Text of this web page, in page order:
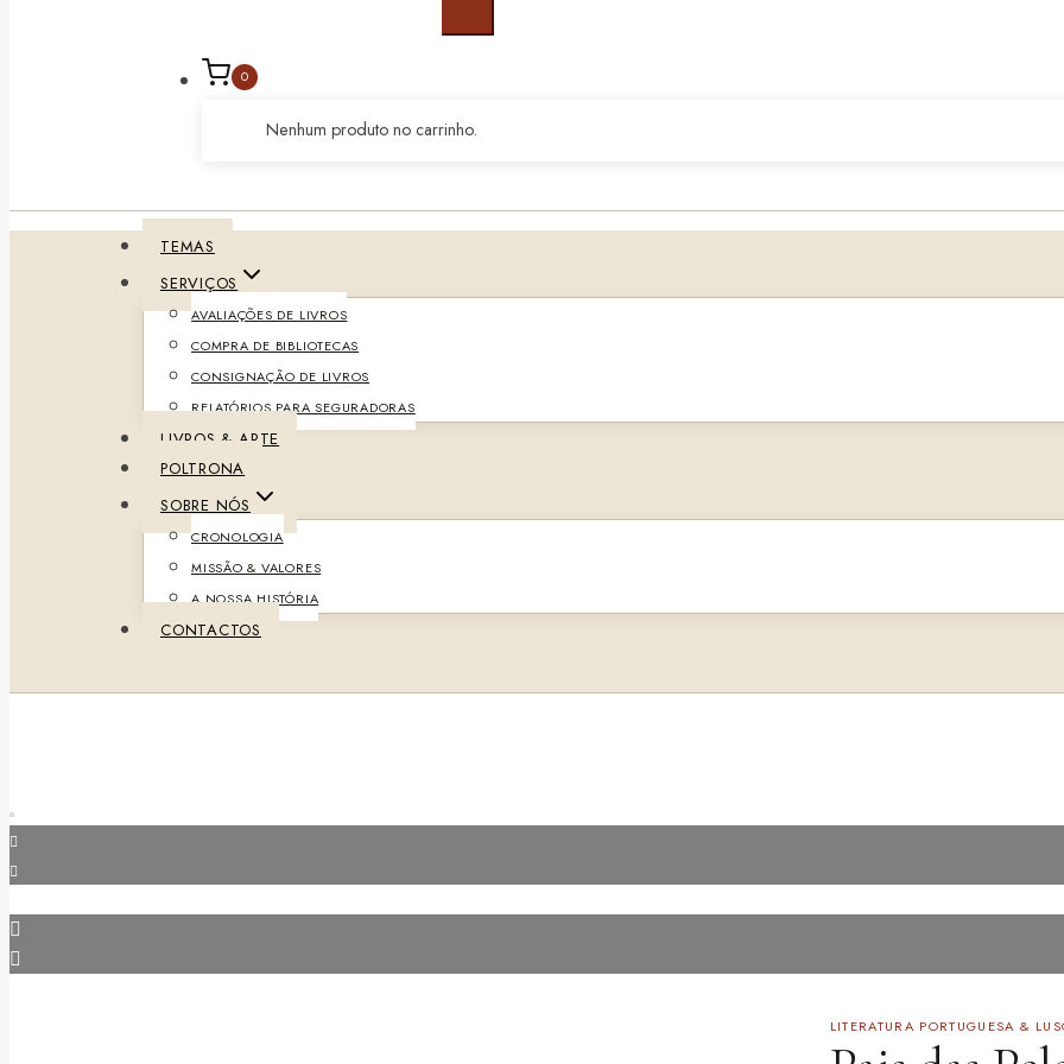
0
Nenhum produto no carrinho.
TEMAS
SERVIÇOS
AVALIAÇÕES DE LIVROS
COMPRA DE BIBLIOTECAS
CONSIGNAÇÃO DE LIVROS
RELATÓRIOS PARA SEGURADORAS
LIVROS & ARTE
POLTRONA
SOBRE NÓS
CRONOLOGIA
MISSÃO & VALORES
A NOSSA HISTÓRIA
CONTACTOS
LITERATURA PORTUGUESA &